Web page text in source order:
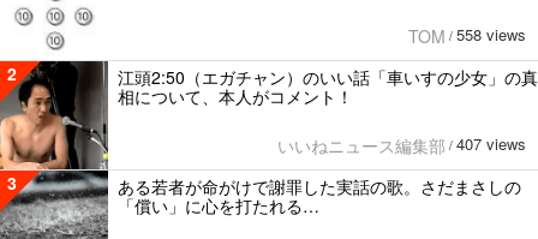
TOM / 558 views
2
江頭2:50（エガチャン）のいい話「車いすの少女」の真
相について、本人がコメント！
いいねニュース編集部 / 407 views
3
ある若者が命がけで謝罪した実話の歌。さだまさしの
「償い」に心を打たれる…